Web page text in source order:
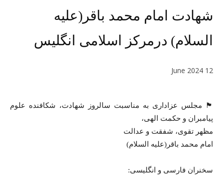
شهادت امام محمد باقر(علیه
السلام) درمرکز اسلامی انگلیس
12 June 2024
🏴 مجلس عزاداری به مناسبت سالروز شهادت، شکافنده علوم
پیامبران و حکمت الهی،
مظهر تقوی، شفقت و عدالت
امام محمد باقر(علیه السلام)
سخنران فارسی و انگلیسی: